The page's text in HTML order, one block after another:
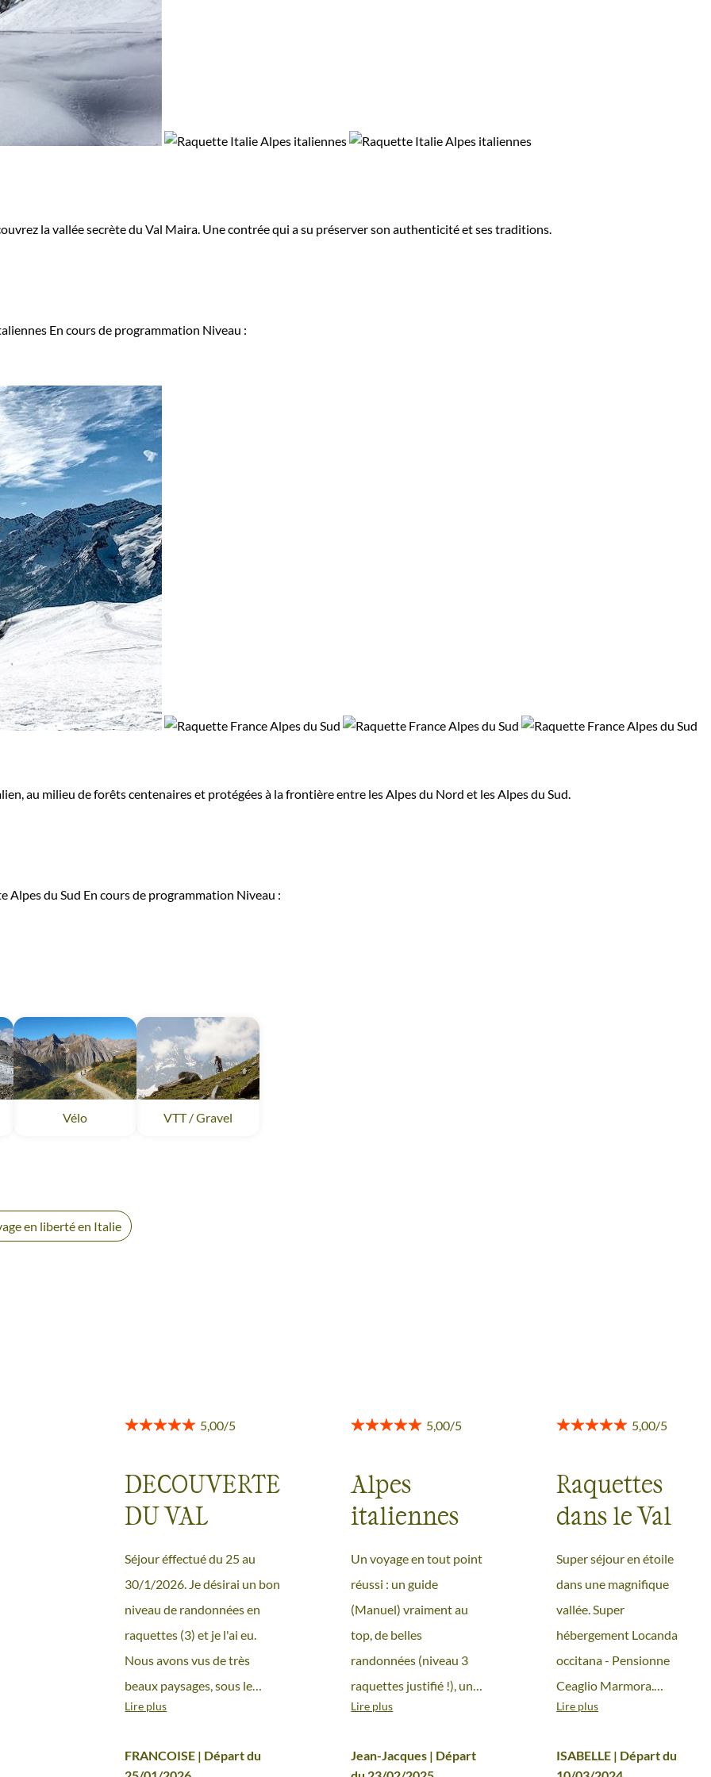
la vallée secrète du Val Maira. Une contrée qui a su préserver son authenticité et ses traditions.
En cours de programmation Niveau :
au milieu de forêts centenaires et protégées à la frontière entre les Alpes du Nord et les Alpes du Sud.
Alpes du Sud En cours de programmation Niveau :
Vélo Alpes italiennesVTT / Gravel
en liberté en Italie
DECOUVERTE
DU VAL
RAQUETTES
Séjour éffectué du 25 au
30/1/2026. Je désirai un bon
niveau de randonnées en
raquettes (3) et je l'ai eu.
Nous avons vus de très
beaux paysages, sous le
soleil, beaucoup de neige,
dans le Val Maira, au top,
Lire plus
FRANCOISE | Départ du
Alpes
italiennes
Un voyage en tout point
réussi : un guide
(Manuel) vraiment au
top, de belles
randonnées (niveau 3
raquettes justifié !), un
hébergement de très
groupe vraiment sympa
Lire plus
Jean-Jacques | Départ
Raquettes
dans le Val
Super séjour en étoile
dans une magnifique
vallée. Super
hébergement Locanda
occitana - Pensionne
Ceaglio Marmora.
Accueil disponibilité
exceptionnelle. Merci à
Lire plus
ISABELLE | Départ du